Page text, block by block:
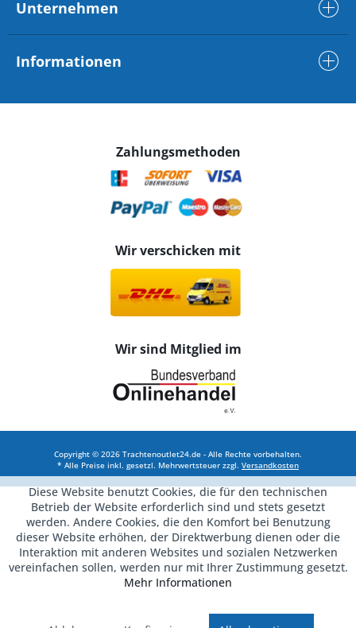
Unternehmen
Informationen
Zahlungsmethoden
Wir verschicken mit
Wir sind Mitglied im
Copyright © 2026 Trachtenoutlet24.de - Alle Rechte vorbehalten.
* Alle Preise inkl. gesetzl. Mehrwertsteuer zzgl. Versandkosten
Diese Website benutzt Cookies, die für den technischen
Betrieb der Website erforderlich sind und stets gesetzt
werden. Andere Cookies, die den Komfort bei Benutzung
dieser Website erhöhen, der Direktwerbung dienen oder die
Interaktion mit anderen Websites und sozialen Netzwerken
vereinfachen sollen, werden nur mit Ihrer Zustimmung gesetzt.
Mehr Informationen